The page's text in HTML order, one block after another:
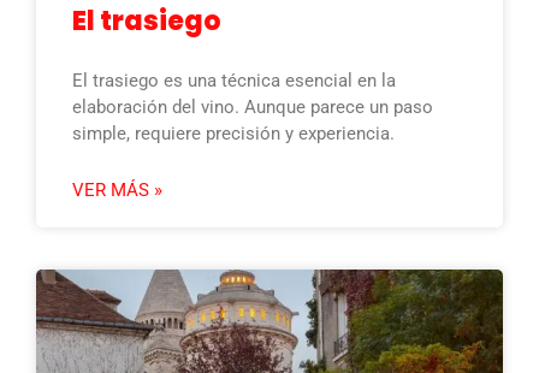
El trasiego
El trasiego es una técnica esencial en la
elaboración del vino. Aunque parece un paso
simple, requiere precisión y experiencia.
VER MÁS »